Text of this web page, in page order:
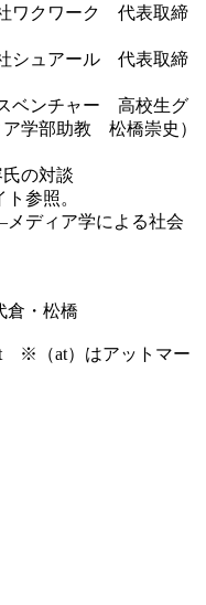
ワクワーク 代表取締
シュアール 代表取締
ベンチャー 高校生グ
学部助教 松橋崇史）
の対談
参照。
メディア学による社会
・松橋
※（at）はアットマー